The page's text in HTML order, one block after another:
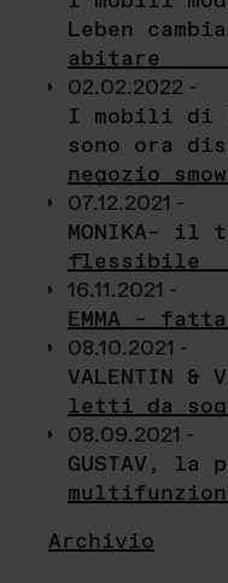
Leben
abitare
02.02.2022 -
I mobili di
sono ora
negozio
07.12.2021 -
MONIKA– il
flessibile
16.11.2021 -
EMMA –
08.10.2021 -
VALENTIN &
letti da
08.09.2021 -
GUSTAV, la
Archivio